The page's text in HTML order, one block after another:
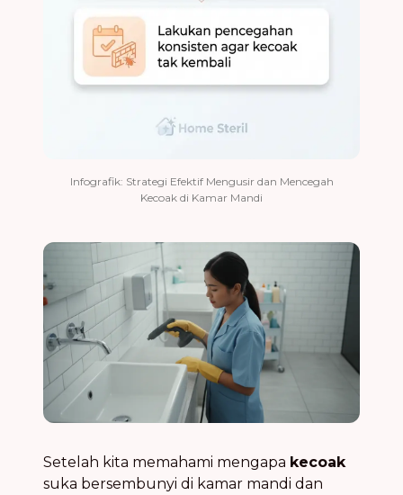
Infografik: Strategi Efektif Mengusir dan Mencegah
Kecoak di Kamar Mandi
Setelah kita memahami mengapa kecoak
suka bersembunyi di kamar mandi dan